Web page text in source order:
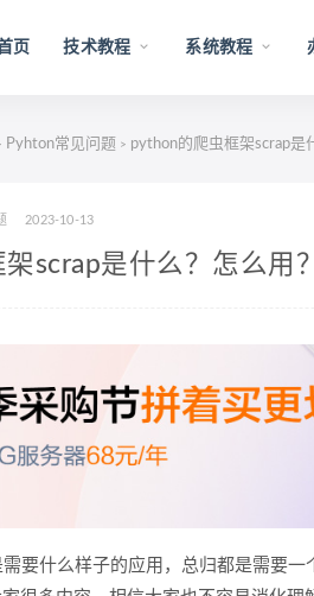
首页 技术教程 系统教程
Pyhton常见问题 > python的爬虫框架scrap是
2023-10-13
scrap是什么？怎么用？
要什么样子的应用，总归都是需要